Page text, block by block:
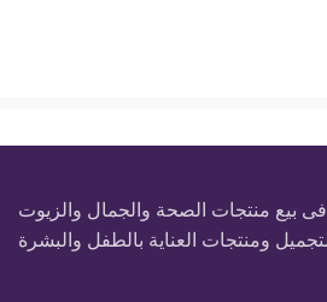
منتجات الصحة والجمال والزيوت
ومنتجات العناية بالطفل والبشرة